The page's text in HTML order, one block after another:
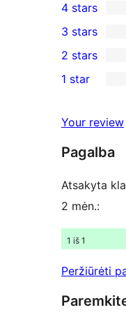
5-
star
reviews
4-
star
reviews
4 stars
0
3-
star
3 stars
2-
reviews
2 stars
star
review
1 star
Your review
Pagalba
Atsakyta
2 mėn.:
1 iš 1
Peržiūrėti